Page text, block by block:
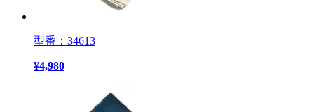
型番：34613
¥4,980